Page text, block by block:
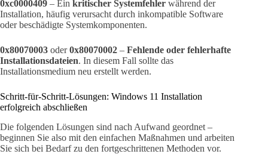
0xc0000409 – Ein kritischer Systemfehler während der
Installation, häufig verursacht durch inkompatible Software
oder beschädigte Systemkomponenten.
0x80070003 oder0x80070002 – Fehlende oder fehlerhafte
Installationsdateien. In diesem Fall sollte das
Installationsmedium neu erstellt werden.
Schritt-für-Schritt-Lösungen: Windows 11 Installation
erfolgreich abschließen
Die folgenden Lösungen sind nach Aufwand geordnet –
beginnen Sie also mit den einfachen Maßnahmen und arbeiten
Sie sich bei Bedarf zu den fortgeschrittenen Methoden vor.